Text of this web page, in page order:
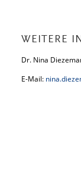
WEITERE
Dr. Nina
E-Mail: